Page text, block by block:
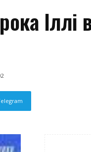
Іллі